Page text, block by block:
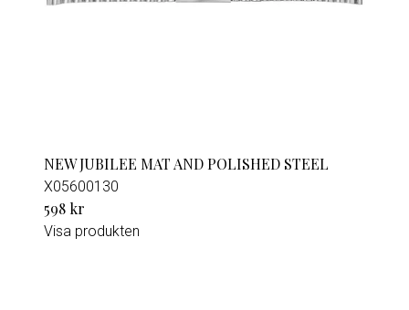
NEW JUBILEE MAT AND POLISHED STEEL
X05600130
598 kr
Visa produkten